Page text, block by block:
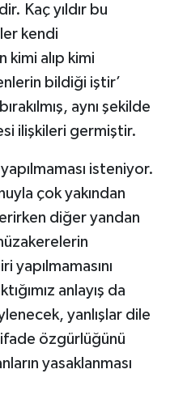
Kaç yıldır bu
kendi
kimi alıp kimi
bildiği iştir’
aynı şekilde
ilişkileri germiştir.
isteniyor.
çok yakından
diğer yandan
anlayış da
yanlışlar dile
ifade özgürlüğünü
yasaklanması